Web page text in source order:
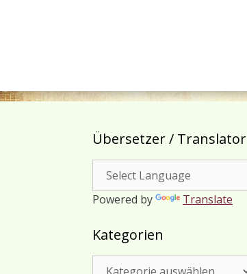
Übersetzer / Translator
Powered by Translate
Kategorien